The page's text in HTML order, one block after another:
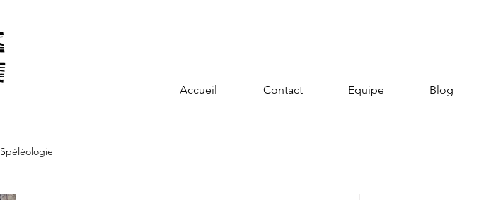
Accueil Contact Equipe Blog
Spéléologie